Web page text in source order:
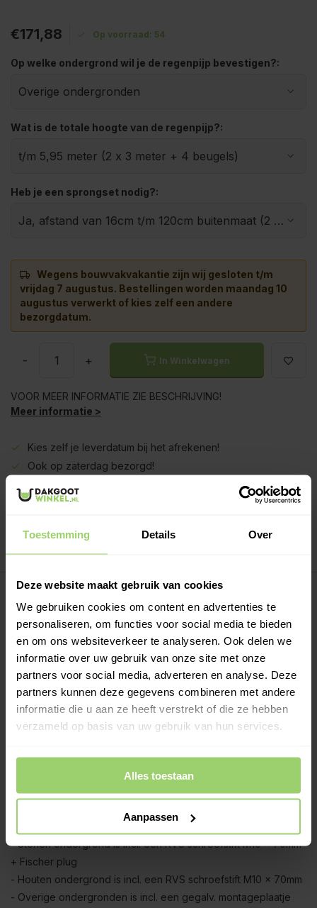
Toestemming Details Over
Deze website maakt gebruik van cookies
We gebruiken cookies om content en advertenties te
personaliseren, om functies voor social media te bieden
en om ons websiteverkeer te analyseren. Ook delen we
informatie over uw gebruik van onze site met onze
partners voor social media, adverteren en analyse. Deze
partners kunnen deze gegevens combineren met andere
informatie die u aan ze heeft verstrekt of die ze hebben
verzameld op basis van uw gebruik van hun services.
Alles toestaan
Aanpassen
€171,88 Op voorraad: 54
Op welke ondergrond wil je de regenpijp bevestigen?:
Wat is de totale hoogte van de regenpijp?:
Heb je een sprongset nodig?:
Wegens bouwvakvakantie zijn wij gesloten t/m
vrijdag 7 augustus. Bestellingen worden maandag 10
augustus verwerkt of kies zelf een andere
bezorgdatum.
- + In Winkelwagen
VOOR MEER INFORMATIE ZIE BESCHRIJVING!
Meer informatie >
Kies zelf je leverdatum bij het afrekenen!
Ook op zaterdag bezorgd!
Deskundig advies!
Meer dan 10 jaar tevreden shoppers!
Beschrijving
Regenpijp lengtes:
Regenpijpen worden eenvoudig in elkaar geschoven. Per
deel wordt deze ca 5 a 10cm in de onderliggen buis
geschoven. Om die reden is bijvoorbeeld de 4,95 meter set (1
x 3 meter + 1 x 2 meter) ca. 5cm korter na montage.
De regenpijp wordt geleverd inclusiefzinkenbeugels met
RVS schroefoog en zinken dubbele overschuifwrong (de
wrong zorgt voor traditioneel uiterlijk).
- Stenen ondergrond is incl. een RVS schroefstift M10 x 70mm
+ Fischer plug
- Houten ondergrond is incl. een RVS schroefstift M10 x 70mm
- Overige ondergronden is incl. een gegalv. montageplaatje